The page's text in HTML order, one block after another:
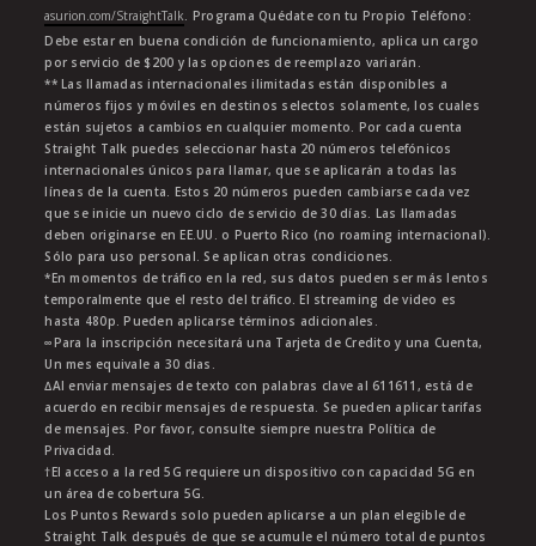
asurion.com/StraightTalk. Programa Quédate con tu Propio Teléfono:
Debe estar en buena condición de funcionamiento, aplica un cargo
por servicio de $200 y las opciones de reemplazo variarán.
** Las llamadas internacionales ilimitadas están disponibles a
números fijos y móviles en destinos selectos solamente, los cuales
están sujetos a cambios en cualquier momento. Por cada cuenta
Straight Talk puedes seleccionar hasta 20 números telefónicos
internacionales únicos para llamar, que se aplicarán a todas las
líneas de la cuenta. Estos 20 números pueden cambiarse cada vez
que se inicie un nuevo ciclo de servicio de 30 días. Las llamadas
deben originarse en EE.UU. o Puerto Rico (no roaming internacional).
Sólo para uso personal. Se aplican otras condiciones.
*En momentos de tráfico en la red, sus datos pueden ser más lentos
temporalmente que el resto del tráfico. El streaming de video es
hasta 480p. Pueden aplicarse términos adicionales.
∞Para la inscripción necesitará una Tarjeta de Credito y una Cuenta,
Un mes equivale a 30 dias.
∆Al enviar mensajes de texto con palabras clave al 611611, está de
acuerdo en recibir mensajes de respuesta. Se pueden aplicar tarifas
de mensajes. Por favor, consulte siempre nuestra Política de
Privacidad.
†El acceso a la red 5G requiere un dispositivo con capacidad 5G en
un área de cobertura 5G.
Los Puntos Rewards solo pueden aplicarse a un plan elegible de
Straight Talk después de que se acumule el número total de puntos